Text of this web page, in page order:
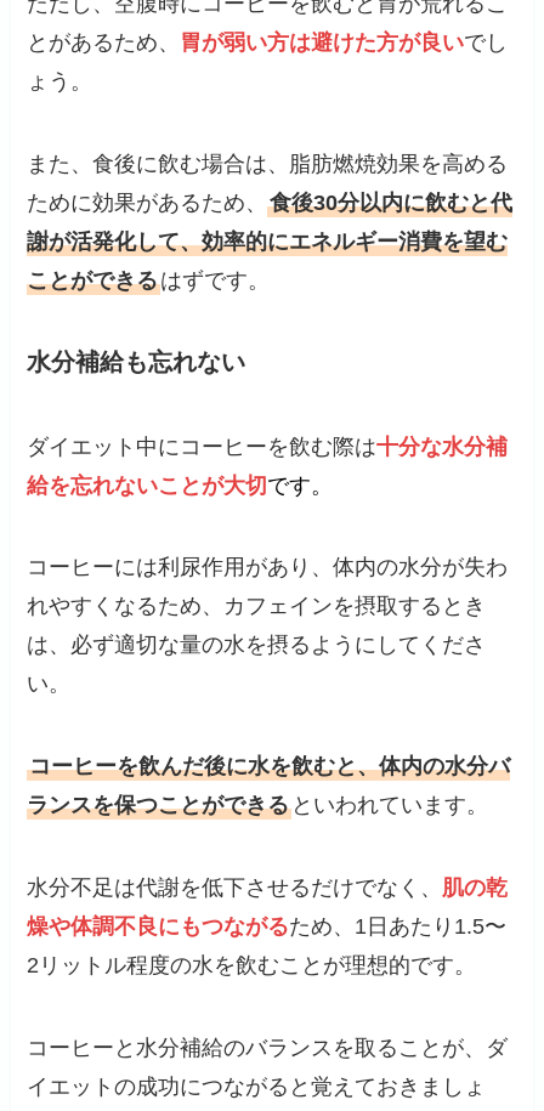
とがあるため、 胃が弱い方は避けた方が良いでし
ょう。
また、食後に飲む場合は、脂肪燃焼効果を高める
ために効果があるため、食後30分以内に飲むと代
謝が活発化して、効率的にエネルギー消費を望む
ことができるはずです。
水分補給も忘れない
ダイエット中にコーヒーを飲む際は十分な水分補
給を忘れないことが大切です。
コーヒーには利尿作用があり、体内の水分が失わ
れやすくなるため、カフェインを摂取するとき
は、必ず適切な量の水を摂るようにしてくださ
い。
コーヒーを飲んだ後に水を飲むと、体内の水分バ
ランスを保つことができる といわれています。
水分不足は代謝を低下させるだけでなく、 肌の乾
燥や体調不良にもつながるため、1日あたり1.5〜
2リットル程度の水を飲むことが理想的です。
コーヒーと水分補給のバランスを取ることが、ダ
イエットの成功につながると覚えておきましょ